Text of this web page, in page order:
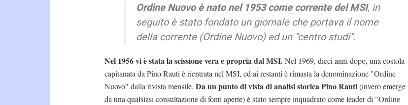
Ordine Nuovo è nato nel 1953 come corrente del MSI, in
seguito è stato fondato un giornale che portava il nome
della corrente (Ordine Nuovo) ed un "centro studi".
Nel 1956 vi è stata la scissione vera e propria dal MSI.Nel 1969, dieci anni dopo, una costola
capitanata da Pino Rauti è rientrata nel MSI, ed ai restanti è rimasta la denominazione "Ordine
Nuovo" dalla rivista mensile. Da un punto di vista di analisi storica Pino Rauti(invero emerge
da una qualsiasi consultazione di fonti aperte) è stato sempre inquadrato come leader di "Ordine